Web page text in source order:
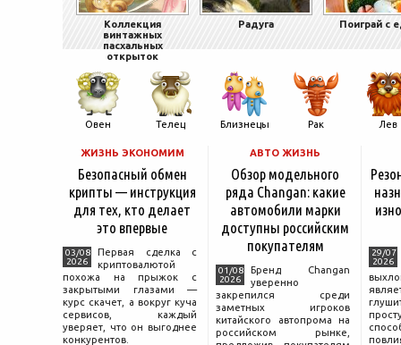
Коллекция
винтажных
пасхальных
открыток
Радуга Поиграй с
Овен Телец Близнецы Рак Лев
ЖИЗНЬ ЭКОНОМИМ
Безопасный обмен
крипты — инструкция
для тех, кто делает
это впервые
03/08
2026
Первая сделка с
криптовалютой
похожа на прыжок с
закрытыми глазами —
курс скачет, а вокруг куча
сервисов, каждый
уверяет, что он выгоднее
конкурентов.
АВТО ЖИЗНЬ
Обзор модельного
ряда Changan: какие
автомобили марки
доступны российским
покупателям
01/08
2026
Бренд Changan
уверенно
закрепился среди
заметных игроков
китайского автопрома на
российском рынке,
29/07
2026